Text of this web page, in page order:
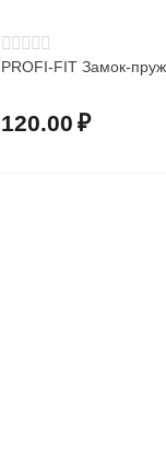
PROFI-FIT Замок-
120.00 ₽